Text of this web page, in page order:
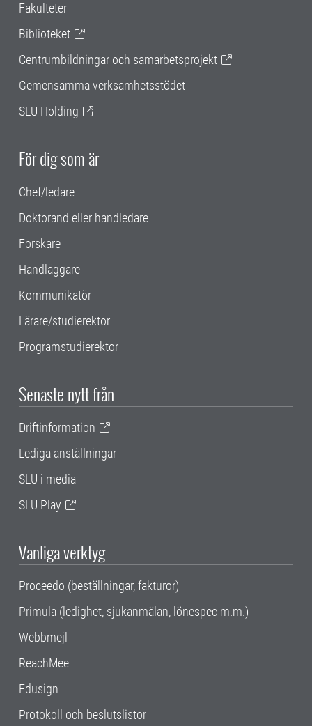
Fakulteter
Biblioteket
Centrumbildningar och samarbetsprojekt
Gemensamma verksamhetsstödet
SLU Holding
För dig som är
Chef/ledare
Doktorand eller handledare
Forskare
Handläggare
Kommunikatör
Lärare/studierektor
Programstudierektor
Senaste nytt från
Driftinformation
Lediga anställningar
SLU i media
SLU Play
Vanliga verktyg
Proceedo (beställningar, fakturor)
Primula (ledighet, sjukanmälan, lönespec m.m.)
Webbmejl
ReachMee
Edusign
Protokoll och beslutslistor